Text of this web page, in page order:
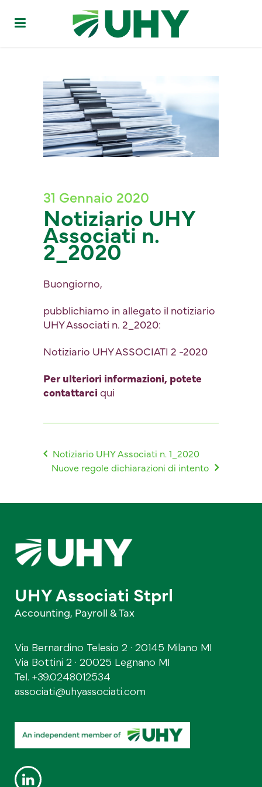
31 Gennaio 2020
Notiziario UHY
Associati n.
2_2020
Buongiorno,
pubblichiamo in allegato il notiziario
UHY Associati n. 2_2020:
Notiziario UHY ASSOCIATI 2 -2020
Per ulteriori informazioni, potete
contattarci qui
Notiziario UHY Associati n. 1_2020
Nuove regole dichiarazioni di intento
UHY Associati Stprl
Accounting, Payroll & Tax
Via Bernardino Telesio 2 · 20145 Milano MI
Via Bottini 2 · 20025 Legnano MI
Tel. +39.0248012534
associati@uhyassociati.com